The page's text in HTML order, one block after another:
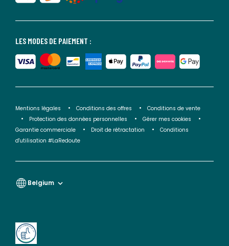
LES MODES DE PAIEMENT :
Mentions légales Conditions des offres
Conditions de vente
Protection des données personnelles
Gérer mes cookies
Garantie commerciale
Droit de rétractation
Conditions
d'utilisation #LaRedoute
Belgium